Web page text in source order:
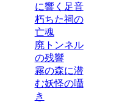
に響く足音
朽ちた祠の
亡魂
廃トンネル
の残響
霧の森に潜
む妖怪の囁
き